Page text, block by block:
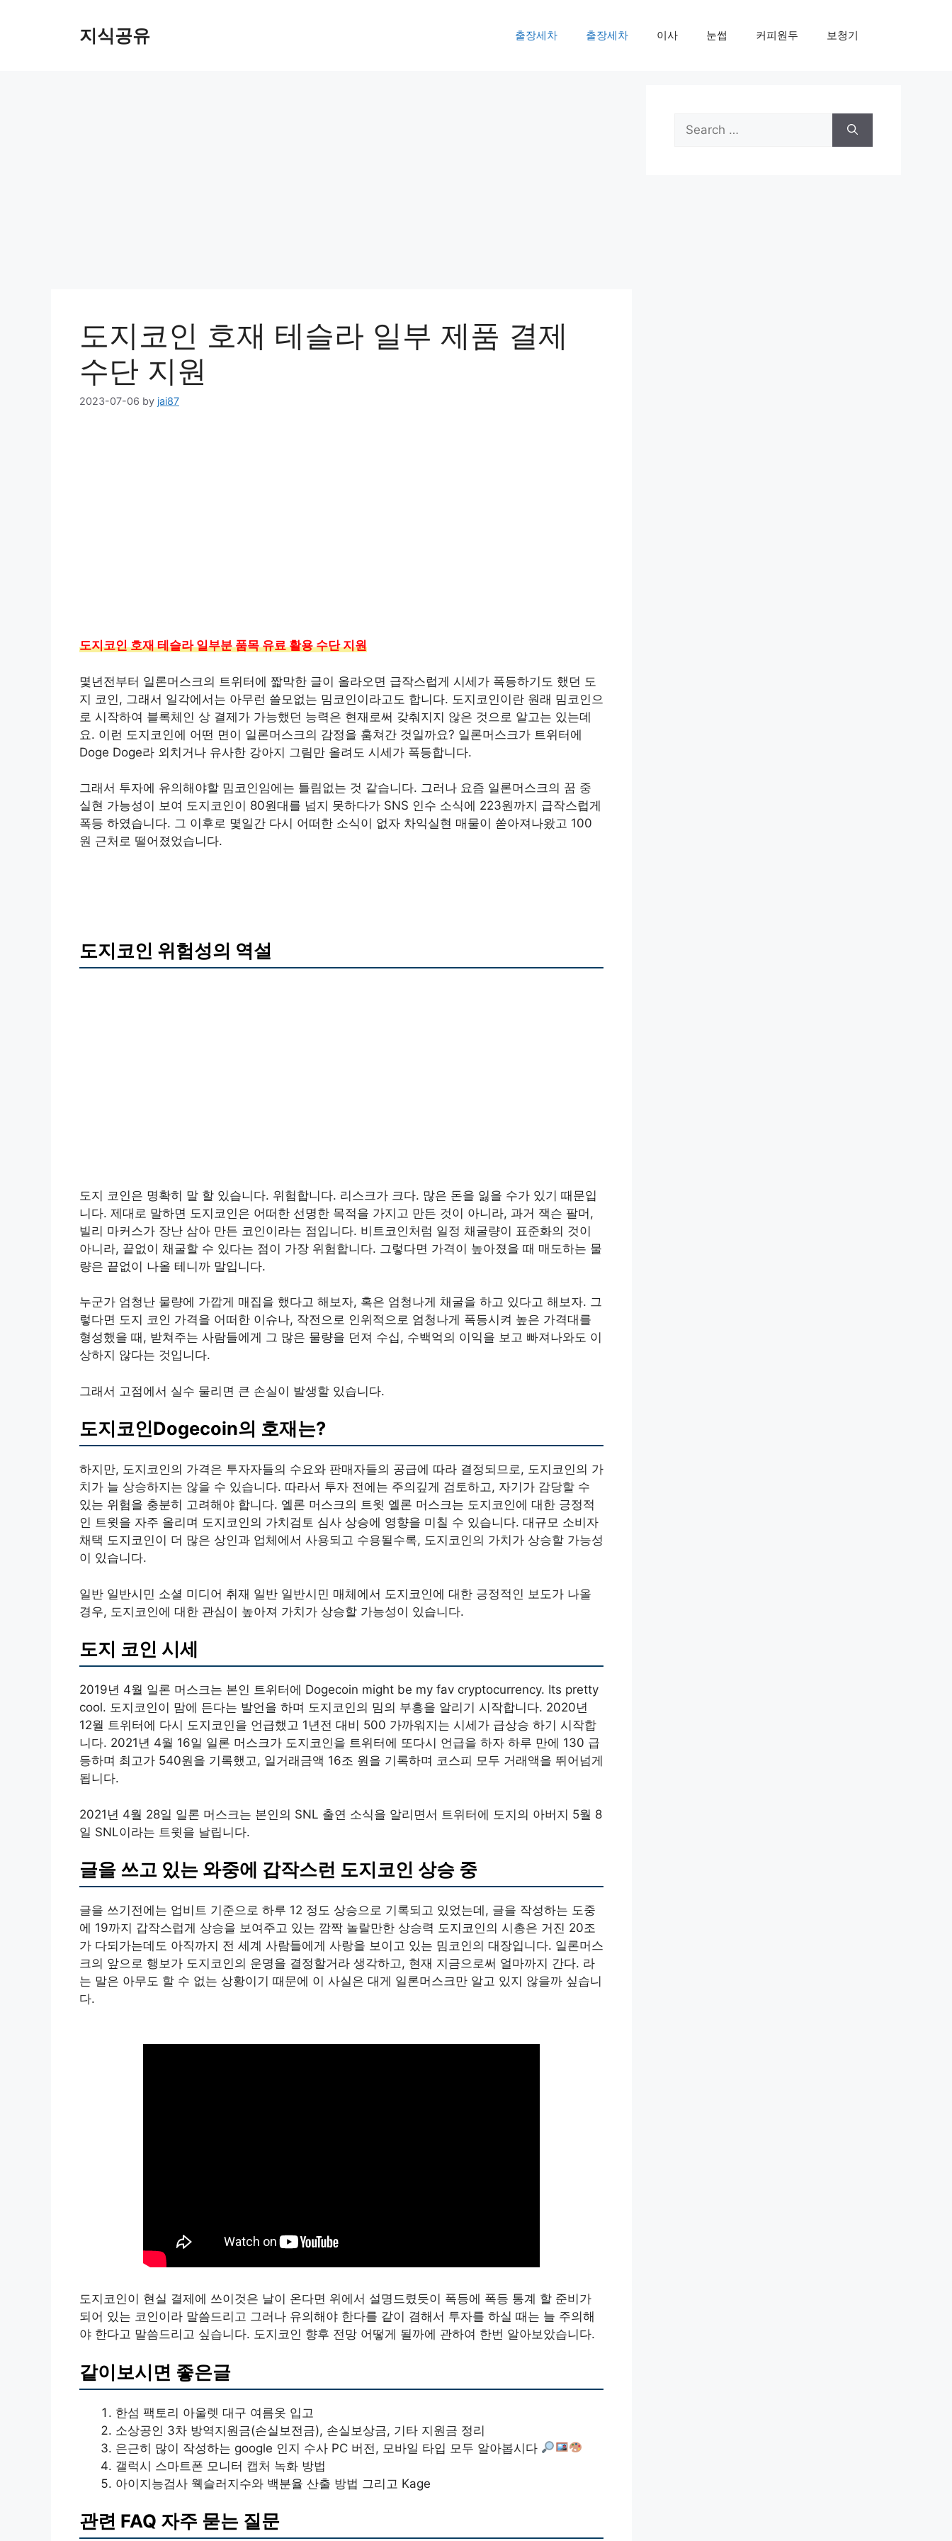
지식공유 출장세차 출장세차 이사 눈썹 커피원두 보청기
도지코인 호재 테슬라 일부 제품 결제
수단 지원
2023-07-06 by jai87
도지코인 호재 테슬라 일부분 품목 유료 활용 수단 지원
몇년전부터 일론머스크의 트위터에 짧막한 글이 올라오면 급작스럽게 시세가 폭등하기도 했던 도
지 코인, 그래서 일각에서는 아무런 쓸모없는 밈코인이라고도 합니다. 도지코인이란 원래 밈코인으
로 시작하여 블록체인 상 결제가 가능했던 능력은 현재로써 갖춰지지 않은 것으로 알고는 있는데
요. 이런 도지코인에 어떤 면이 일론머스크의 감정을 훔쳐간 것일까요? 일론머스크가 트위터에
Doge Doge라 외치거나 유사한 강아지 그림만 올려도 시세가 폭등합니다.
그래서 투자에 유의해야할 밈코인임에는 틀림없는 것 같습니다. 그러나 요즘 일론머스크의 꿈 중
실현 가능성이 보여 도지코인이 80원대를 넘지 못하다가 SNS 인수 소식에 223원까지 급작스럽게
폭등 하였습니다. 그 이후로 몇일간 다시 어떠한 소식이 없자 차익실현 매물이 쏟아져나왔고 100
원 근처로 떨어졌었습니다.
도지코인 위험성의 역설
도지 코인은 명확히 말 할 있습니다. 위험합니다. 리스크가 크다. 많은 돈을 잃을 수가 있기 때문입
니다. 제대로 말하면 도지코인은 어떠한 선명한 목적을 가지고 만든 것이 아니라, 과거 잭슨 팔머,
빌리 마커스가 장난 삼아 만든 코인이라는 점입니다. 비트코인처럼 일정 채굴량이 표준화의 것이
아니라, 끝없이 채굴할 수 있다는 점이 가장 위험합니다. 그렇다면 가격이 높아졌을 때 매도하는 물
량은 끝없이 나올 테니까 말입니다.
누군가 엄청난 물량에 가깝게 매집을 했다고 해보자, 혹은 엄청나게 채굴을 하고 있다고 해보자. 그
렇다면 도지 코인 가격을 어떠한 이슈나, 작전으로 인위적으로 엄청나게 폭등시켜 높은 가격대를
형성했을 때, 받쳐주는 사람들에게 그 많은 물량을 던져 수십, 수백억의 이익을 보고 빠져나와도 이
상하지 않다는 것입니다.
그래서 고점에서 실수 물리면 큰 손실이 발생할 있습니다.
도지코인Dogecoin의 호재는?
하지만, 도지코인의 가격은 투자자들의 수요와 판매자들의 공급에 따라 결정되므로, 도지코인의 가
치가 늘 상승하지는 않을 수 있습니다. 따라서 투자 전에는 주의깊게 검토하고, 자기가 감당할 수
있는 위험을 충분히 고려해야 합니다. 엘론 머스크의 트윗 엘론 머스크는 도지코인에 대한 긍정적
인 트윗을 자주 올리며 도지코인의 가치검토 심사 상승에 영향을 미칠 수 있습니다. 대규모 소비자
채택 도지코인이 더 많은 상인과 업체에서 사용되고 수용될수록, 도지코인의 가치가 상승할 가능성
이 있습니다.
일반 일반시민 소셜 미디어 취재 일반 일반시민 매체에서 도지코인에 대한 긍정적인 보도가 나올
경우, 도지코인에 대한 관심이 높아져 가치가 상승할 가능성이 있습니다.
도지 코인 시세
2019년 4월 일론 머스크는 본인 트위터에 Dogecoin might be my fav cryptocurrency. Its pretty
cool. 도지코인이 맘에 든다는 발언을 하며 도지코인의 밈의 부흥을 알리기 시작합니다. 2020년
12월 트위터에 다시 도지코인을 언급했고 1년전 대비 500 가까워지는 시세가 급상승 하기 시작합
니다. 2021년 4월 16일 일론 머스크가 도지코인을 트위터에 또다시 언급을 하자 하루 만에 130 급
등하며 최고가 540원을 기록했고, 일거래금액 16조 원을 기록하며 코스피 모두 거래액을 뛰어넘게
됩니다.
2021년 4월 28일 일론 머스크는 본인의 SNL 출연 소식을 알리면서 트위터에 도지의 아버지 5월 8
일 SNL이라는 트윗을 날립니다.
글을 쓰고 있는 와중에 갑작스런 도지코인 상승 중
글을 쓰기전에는 업비트 기준으로 하루 12 정도 상승으로 기록되고 있었는데, 글을 작성하는 도중
에 19까지 갑작스럽게 상승을 보여주고 있는 깜짝 놀랄만한 상승력 도지코인의 시총은 거진 20조
가 다되가는데도 아직까지 전 세계 사람들에게 사랑을 보이고 있는 밈코인의 대장입니다. 일론머스
크의 앞으로 행보가 도지코인의 운명을 결정할거라 생각하고, 현재 지금으로써 얼마까지 간다. 라
는 말은 아무도 할 수 없는 상황이기 때문에 이 사실은 대게 일론머스크만 알고 있지 않을까 싶습니
다.
도지코인이 현실 결제에 쓰이것은 날이 온다면 위에서 설명드렸듯이 폭등에 폭등 통계 할 준비가
되어 있는 코인이라 말씀드리고 그러나 유의해야 한다를 같이 겸해서 투자를 하실 때는 늘 주의해
야 한다고 말씀드리고 싶습니다. 도지코인 향후 전망 어떻게 될까에 관하여 한번 알아보았습니다.
같이보시면 좋은글
한섬 팩토리 아울렛 대구 여름옷 입고
소상공인 3차 방역지원금(손실보전금), 손실보상금, 기타 지원금 정리
은근히 많이 작성하는 google 인지 수사 PC 버전, 모바일 타입 모두 알아봅시다
갤럭시 스마트폰 모니터 캡처 녹화 방법
아이지능검사 웩슬러지수와 백분율 산출 방법 그리고 Kage
관련 FAQ 자주 묻는 질문
Search
for: